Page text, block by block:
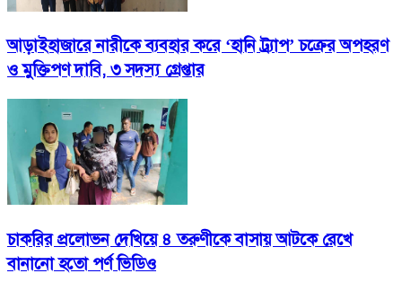
আড়াইহাজারে নারীকে ব্যবহার করে ‘হানি ট্র্যাপ’ চক্রের অপহরণ
ও মুক্তিপণ দাবি, ৩ সদস্য গ্রেপ্তার
চাকরির প্রলোভন দেখিয়ে ৪ তরুণীকে বাসায় আটকে রেখে
বানানো হতো পর্ণ ভিডিও